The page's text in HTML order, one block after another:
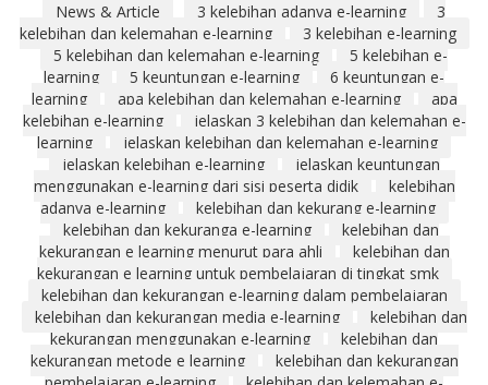
News & Article 3 kelebihan adanya e-learning
3
kelebihan dan kelemahan e-learning
3 kelebihan e-learning
5 kelebihan dan kelemahan e-learning
5 kelebihan e-
learning
5 keuntungan e-learning
6 keuntungan e-
learning
apa kelebihan dan kelemahan e-learning
apa
kelebihan e-learning
jelaskan 3 kelebihan dan kelemahan e-
learning
jelaskan kelebihan dan kelemahan e-learning
jelaskan kelebihan e-learning
jelaskan keuntungan
menggunakan e-learning dari sisi peserta didik
kelebihan
adanya e-learning
kelebihan dan kekurang e-learning
kelebihan dan kekuranga e-learning
kelebihan dan
kekurangan e learning menurut para ahli
kelebihan dan
kekurangan e learning untuk pembelajaran di tingkat smk
kelebihan dan kekurangan e-learning dalam pembelajaran
kelebihan dan kekurangan media e-learning
kelebihan dan
kekurangan menggunakan e-learning
kelebihan dan
kekurangan metode e learning
kelebihan dan kekurangan